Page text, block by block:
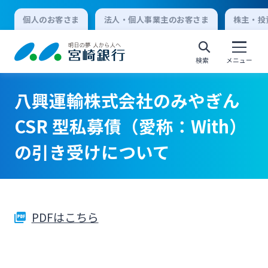
個人のお客さま 法人・個人事業主のお客さま 株主・
検索 メニュー
個人向けインターネットバンキング
ログオン
八興運輸株式会社のみやぎん
CSR 型私募債（愛称：With）
の引き受けについて
PDFはこちら